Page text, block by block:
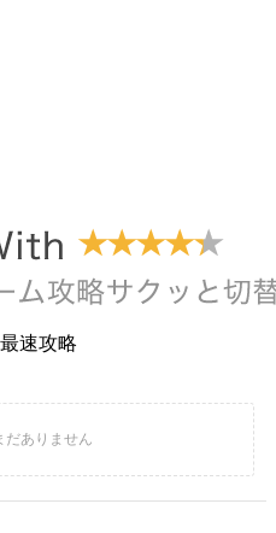
速攻略